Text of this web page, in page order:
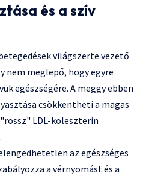
és a szív
világszerte vezető
nem meglepő, hogy egyre
egészségére. A meggy ebben
csökkentheti a magas
LDL-koleszterin
az egészséges
a vérnyomást és a